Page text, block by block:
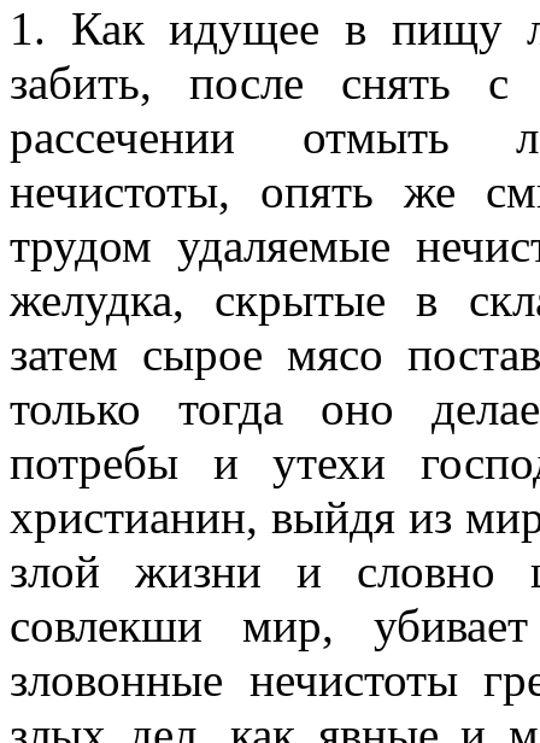
1. Как идущее в пищу
забить, после снять
рассечении отмыть
нечистоты, опять же
трудом удаляемые
желудка, скрытые в
затем сырое мясо
только тогда оно
потребы и утехи
христианин, выйдя из
злой жизни и
совлекши мир,
зловонные нечистоты